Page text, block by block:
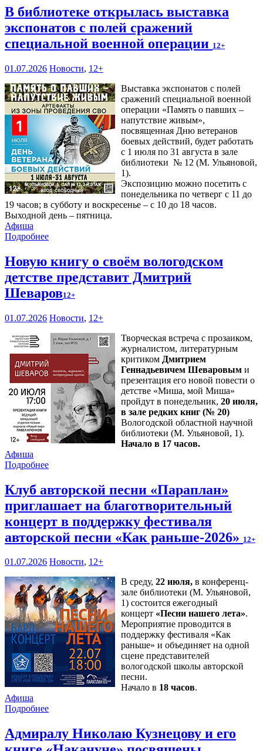
В библиотеке открылась выставка
экспонатов с полей сражений
специальной военной операции 12+
01.07.2026 Новости, 12+
Выставка экспонатов с полей
сражений специальной военной
операции «Память о павших –
напутствие живым»,
посвященная Дню ветеранов
боевых действий, будет работать
с 1 июля по 31 августа в зале
библиотеки № 12 (М. Ульяновой,
1).
Экспозицию можно посетить с
понедельника по четверг с 11 до
19 часов; в субботу и воскресенье – с 10 до 18 часов.
Выходной день – пятница.
Афиша
Подробнее
Новую книгу о своём вологодском
детстве представит Дмитрий
Шеваров12+
01.07.2026 Новости, 12+
Творческая встреча с прозаиком,
журналистом, литературным
критиком Дмитрием
Геннадьевичем Шеваровым и
презентация его новой повести о
детстве «Миша, мой Миша»
пройдут в понедельник, 20 июля,
в зале редких книг (№ 20)
Вологодской областной научной
библиотеки (М. Ульяновой, 1).
Начало в 17 часов.
Афиша
Подробнее
Клуб авторской песни «Параплан»
приглашает на благотворительный
концерт в поддержку фестиваля
авторской песни «Как раньше-2026» 12+
01.07.2026 Новости, 12+
В среду, 22 июля, в конференц-
зале библиотеки (М. Ульяновой,
1) состоится ежегодный
концерт «Песни нашего лета».
Мероприятие проводится в
поддержку фестиваля «Как
раньше» и объединяет на одной
сцене представителей
вологодской школы авторской
песни.
Начало в 18 часов.
Афиша
Подробнее
Адмиралу Николаю Кузнецову и его